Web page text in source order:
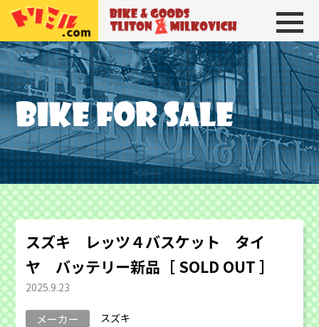
トリトン＆ミルコビッチ BIKE＆
スズキ レッツ４バスケット タイ
ヤ バッテリー新品［ SOLD OUT ］
2025.9.23
メーカー スズキ